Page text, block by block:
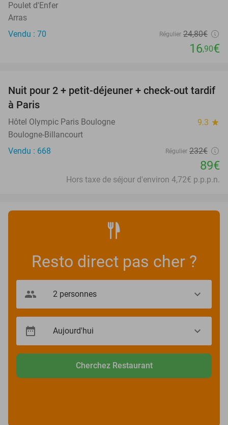
Poulet d'Enfer
Arras
Vendu : 70
Régulier 24,80€
16,90€
62%
Nuit pour 2 + petit-déjeuner + check-out tardif
à Paris
Hôtel Olympic Paris Boulogne 9.3 star
Boulogne-Billancourt
Vendu : 668
Régulier 232€
89€
Hors taxe de séjour d'environ 4,72€ p.p.p.n.
Resto direct pas cher ?
Cherchez Restaurant